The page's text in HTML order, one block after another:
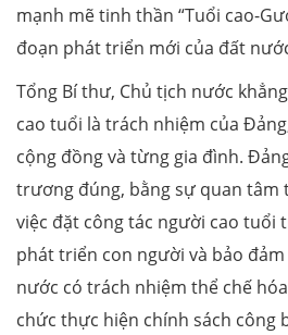
mạnh mẽ tinh thần “Tuổi cao-
đoạn phát triển mới của đất
Tổng Bí thư, Chủ tịch nước
cao tuổi là trách nhiệm của
cộng đồng và từng gia đình.
trương đúng, bằng sự quan tâm
việc đặt công tác người cao tuổi
phát triển con người và bảo
nước có trách nhiệm thể chế
chức thực hiện chính sách công